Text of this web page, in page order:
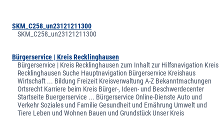
SKM_C258_un23121211300
SKM_C258_un23121211300
Bürgerservice | Kreis Recklinghausen
Bürgerservice | Kreis Recklinghausen zum Inhalt zur Hilfsnavigation Kreis
Recklinghausen Suche Hauptnavigation Bürgerservice Kreishaus
Wirtschaft ... Bildung Freizeit Kreisverwaltung A-Z Bekanntmachungen
Ortsrecht Karriere beim Kreis Bürger-, Ideen- und Beschwerdecenter
Startseite Buergerservice ... Bürgerservice Online-Dienste Auto und
Verkehr Soziales und Familie Gesundheit und Ernährung Umwelt und
Tiere Leben und Wohnen Bauen und Grundstück Unser Kreis